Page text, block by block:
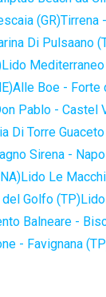
(GR)Tirrena
Di Pulsaano
Lido Mediterraneo
Alle Boe - Forte
Pablo - Castel
Di Torre
Sirena -
Lido Le
Golfo (TP)
Balneare -
- Favignana